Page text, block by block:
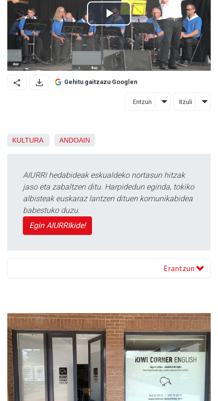
Gehitu gaitzazu Googlen
Entzun Itzuli
KULTURA ANDOAIN
AIURRI hedabideak eskualdeko nortasun hitzak
jaso eta zabaltzen ditu. Harpidedun eginda, tokiko
albisteak euskaraz lantzen dituen komunikabidea
babestuko duzu.
Egin AIURRIkide!
Erantzun